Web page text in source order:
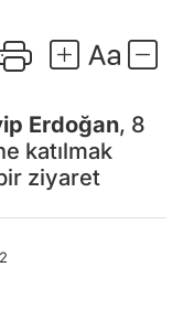
Erdoğan, 8
katılmak
ziyaret